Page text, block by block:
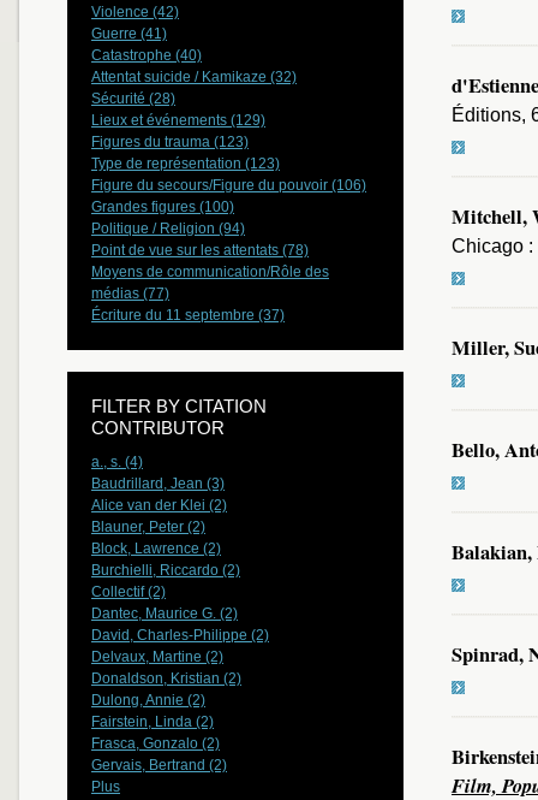
Éditions,
Mitchell,
Chicago :
Miller,
Bello,
Balakian,
Spinrad,
Film,
Violence (42)
Guerre (41)
Catastrophe (40)
Attentat suicide / Kamikaze (32)
Sécurité (28)
Lieux et événements (129)
Figures du trauma (123)
Type de représentation (123)
Figure du secours/Figure du pouvoir (106)
Grandes figures (100)
Politique / Religion (94)
Point de vue sur les attentats (78)
Moyens de communication/Rôle des
médias (77)
Écriture du 11 septembre (37)
FILTER BY CITATION
CONTRIBUTOR
a., s. (4)
Baudrillard, Jean (3)
Alice van der Klei (2)
Blauner, Peter (2)
Block, Lawrence (2)
Burchielli, Riccardo (2)
Collectif (2)
Dantec, Maurice G. (2)
David, Charles-Philippe (2)
Delvaux, Martine (2)
Donaldson, Kristian (2)
Dulong, Annie (2)
Fairstein, Linda (2)
Frasca, Gonzalo (2)
Gervais, Bertrand (2)
Plus